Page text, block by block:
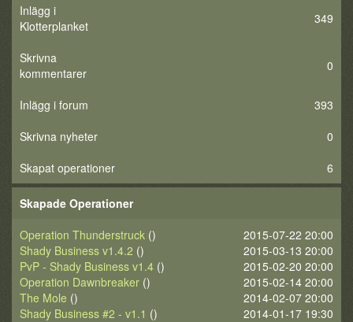
Inlägg i
Klotterplanket
349
Skrivna
kommentarer
0
Inlägg i forum
393
Skrivna nyheter
0
Skapat operationer
6
Skapade Operationer
Operation Thunderstruck ()
2015-07-22 20:00
Shady Business v1.4.2 ()
2015-03-13 20:00
PvP - Shady Business v1.4 ()
2015-02-20 20:00
Operation Dawnbreaker ()
2015-02-14 20:00
The Mole ()
2014-02-07 20:00
Shady Business #2 - v1.1 () 2014-01-17 19:30